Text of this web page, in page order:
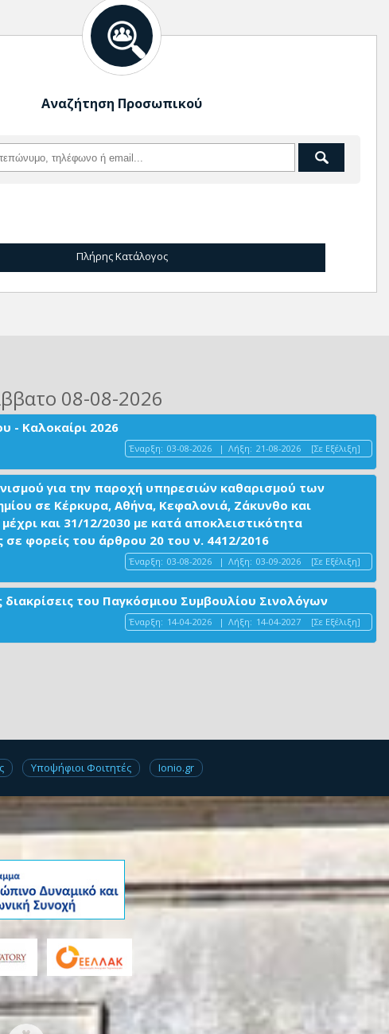
Αναζήτηση Προσωπικού
Πλήρης Κατάλογος
08-08-2026
- Καλοκαίρι 2026
Έναρξη: 03-08-2026 | Λήξη: 21-08-2026 [Σε Εξέλιξη]
για την παροχή υπηρεσιών καθαρισμού των
σε Κέρκυρα, Αθήνα, Κεφαλονιά, Ζάκυνθο και
και 31/12/2030 με κατά αποκλειστικότητα
φορείς του άρθρου 20 του ν. 4412/2016
Έναρξη: 03-08-2026 | Λήξη: 03-09-2026 [Σε Εξέλιξη]
διακρίσεις του Παγκόσμιου Συμβουλίου Σινολόγων
Έναρξη: 14-04-2026 | Λήξη: 14-04-2027 [Σε Εξέλιξη]
Υποψήφιοι Φοιτητές Ionio.gr